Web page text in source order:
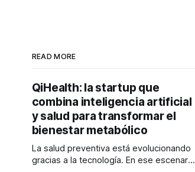
READ MORE
QiHealth: la startup que
combina inteligencia artificial
y salud para transformar el
bienestar metabólico
La salud preventiva está evolucionando
gracias a la tecnología. En ese escenario